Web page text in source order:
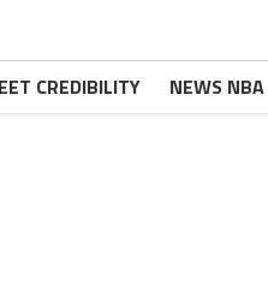
CREDIBILITY NEWS NBA